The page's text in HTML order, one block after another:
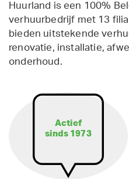
Huurland is een 100%
verhuurbedrijf met 13
bieden uitstekende
renovatie, installatie,
onderhoud.
Actief
sinds 1973